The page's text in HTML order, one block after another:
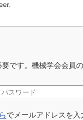
です。機械学会会員
でメールアドレスを入